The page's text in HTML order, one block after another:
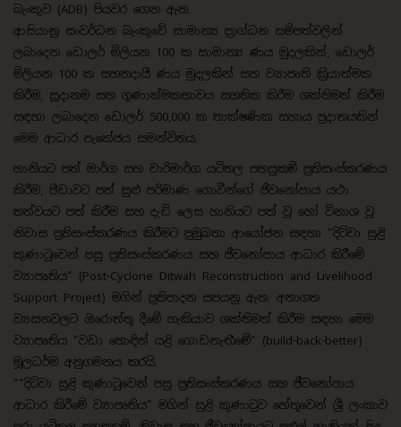
බැංකුව (ADB) පියවර ගෙන ඇත.
ආසියානු සංවර්ධන බැංකුවේ සාමාන්‍ය ප්‍රාග්ධන සම්පත්වලින්
ලබාදෙන ඩොලර් මිලියන 100 ක සාමාන්‍ය ණය මුදලකින්, ඩොලර්
මිලියන 100 ක සහනදායී ණය මුදලකින් සහ ව්‍යාපෘති ක්‍රියාත්මක
කිරීම, සූදානම සහ ගුණාත්මකභාවය සහතික කිරීම ශක්තිමත් කිරීම
සඳහා ලබාදෙන ඩොලර් 500,000 ක තාක්ෂණික සහාය ප්‍රදානයකින්
මෙම ආධාර පැකේජය සමන්විතය.
හානියට පත් මාර්ග සහ වාරිමාර්ග යටිතල පහසුකම් ප්‍රතිසංස්කරණය
කිරීම, පීඩාවට පත් සුළු පරිමාණ ගොවීන්ගේ ජීවනෝපාය යථා
තත්වයට පත් කිරීම සහ දැඩි ලෙස හානියට පත් වූ හෝ විනාශ වූ
නිවාස ප්‍රතිසංස්කරණය කිරීමට ප්‍රමුඛතා ආයෝජන සඳහා ”‍දිට්වා සුළි
කුණාටුවෙන් පසු ප්‍රතිසංස්කරණය සහ ජීවනෝපාය ආධාර කිරීමේ
ව්‍යාපෘතිය”‍ (Post-Cyclone Ditwah Reconstruction and Livelihood
Support Project) මගින් ප්‍රතිපාදන සපයනු ඇත. අනාගත
ව්‍යසනවලට ඔරොත්තු දීමේ හැකියාව ශක්තිමත් කිරීම සඳහා මෙම
ව්‍යාපෘතිය ”‍වඩා හොඳින් යළි ගොඩනැඟීමේ”‍ (build-back-better)
මූලධර්ම අනුගමනය කරයි.
”‍”‍දිට්වා සුළි කුණාටුවෙන් පසු ප්‍රතිසංස්කරණය සහ ජීවනෝපාය
ආධාර කිරීමේ ව්‍යාපෘතිය”‍ මගින් සුළි කුණාටුව හේතුවෙන් ශ්‍රී ලංකාව